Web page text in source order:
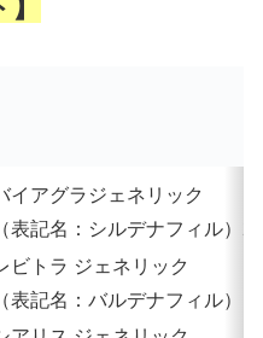
イアグラジェネリック
（表記名：シルデナフィル）
ビトラ ジェネリック
（表記名：バルデナフィル）